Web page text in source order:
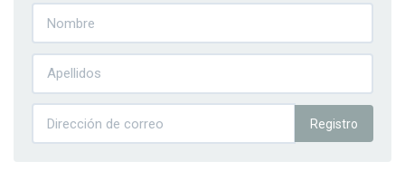
Registro